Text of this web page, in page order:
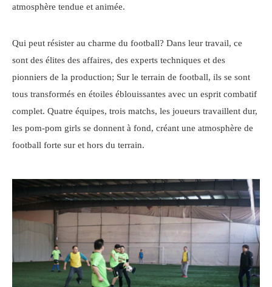
atmosphère tendue et animée.
Qui peut résister au charme du football? Dans leur travail, ce
sont des élites des affaires, des experts techniques et des
pionniers de la production; Sur le terrain de football, ils se sont
tous transformés en étoiles éblouissantes avec un esprit combatif
complet. Quatre équipes, trois matchs, les joueurs travaillent dur,
les pom-pom girls se donnent à fond, créant une atmosphère de
football forte sur et hors du terrain.